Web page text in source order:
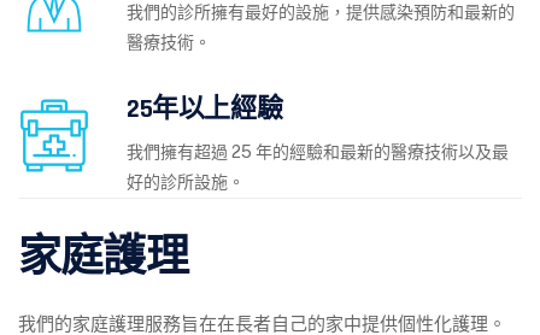
我們的診所擁有最好的設施，提供感染預防和最新的
醫療技術。
25年以上經驗
我們擁有超過 25 年的經驗和最新的醫療技術以及最
好的診所設施。
家庭護理
我們的家庭護理服務旨在在長者自己的家中提供個性化護理。